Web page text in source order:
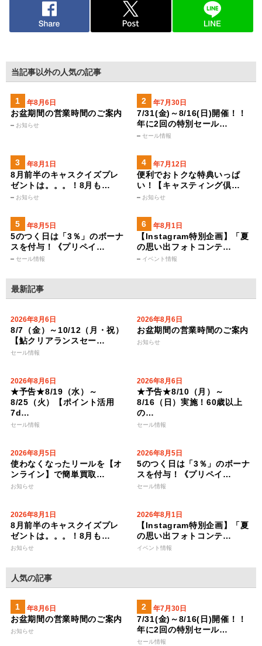
当記事以外の人気の記事
2026年8月6日
お盆期間の営業時間のご案内
お知らせ
2026年7月30日
7/31(金)～8/16(日)開催！！
年に2回の特別セール…
セール情報
2026年8月1日
8月前半のキャスクイズプレ
ゼントは。。。！8月も…
お知らせ
2023年7月12日
便利でおトクな特典いっぱ
い！【キャスティング倶…
お知らせ
2026年8月5日
5のつく日は「3％」のボーナ
スを付与！《プリペイ…
セール情報
2026年8月1日
【Instagram特別企画】「夏
の思い出フォトコンテ…
イベント情報
最新記事
2026年8月6日
8/7（金）～10/12（月・祝）
【鮎クリアランスセー…
セール情報
2026年8月6日
お盆期間の営業時間のご案内
お知らせ
2026年8月6日
★予告★8/19（水）～
8/25（火）【ポイント活用
7d…
セール情報
2026年8月6日
★予告★8/10（月）～
8/16（日）実施！60歳以上
の…
セール情報
2026年8月5日
使わなくなったリールを【オ
ンライン】で簡単買取…
お知らせ
2026年8月5日
5のつく日は「3％」のボーナ
スを付与！《プリペイ…
セール情報
2026年8月1日
8月前半のキャスクイズプレ
ゼントは。。。！8月も…
お知らせ
2026年8月1日
【Instagram特別企画】「夏
の思い出フォトコンテ…
イベント情報
人気の記事
2026年8月6日
お盆期間の営業時間のご案内
お知らせ
2026年7月30日
7/31(金)～8/16(日)開催！！
年に2回の特別セール…
セール情報